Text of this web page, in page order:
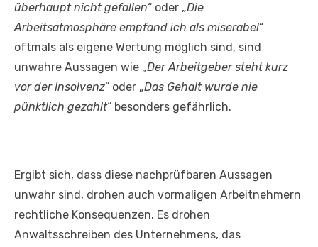
überhaupt nicht gefallen“ oder „Die
Arbeitsatmosphäre empfand ich als miserabel“
oftmals als eigene Wertung möglich sind, sind
unwahre Aussagen wie „Der Arbeitgeber steht kurz
vor der Insolvenz“ oder „Das Gehalt wurde nie
pünktlich gezahlt“ besonders gefährlich.
Ergibt sich, dass diese nachprüfbaren Aussagen
unwahr sind, drohen auch vormaligen Arbeitnehmern
rechtliche Konsequenzen. Es drohen
Anwaltsschreiben des Unternehmens, das